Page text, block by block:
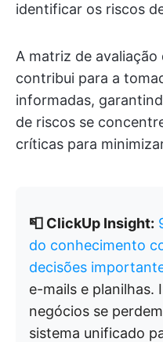
identificar os riscos
A matriz de
contribui para a
informadas,
de riscos se
críticas para
📮 ClickUp Insight:
do conhecimento
decisões
e-mails e planilhas.
negócios se
sistema unificado